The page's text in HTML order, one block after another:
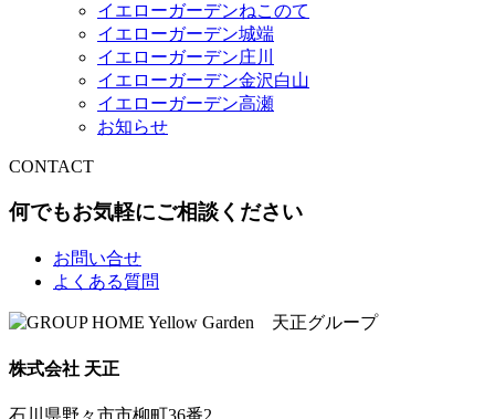
イエローガーデンねこのて
イエローガーデン城端
イエローガーデン庄川
イエローガーデン金沢白山
イエローガーデン高瀬
お知らせ
CONTACT
何でもお気軽にご相談ください
お問い合せ
よくある質問
株式会社 天正
石川県野々市市柳町36番2